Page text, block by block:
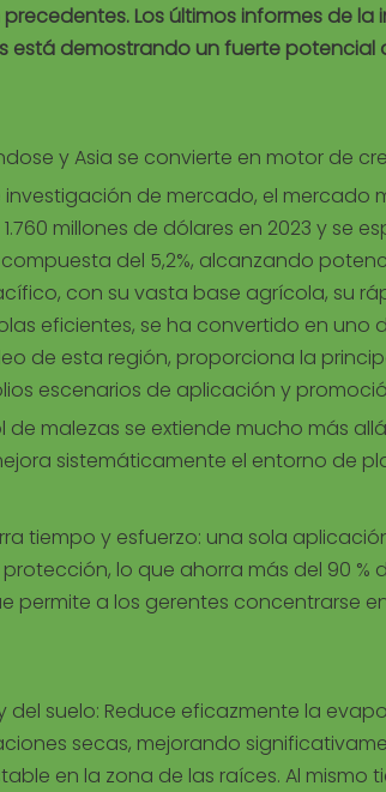
Los últimos informes de
está demostrando un fuerte
y Asia se convierte en motor de
de mercado, el mercado
millones de dólares en 2023 y se
del 5,2%, alcanzando
con su vasta base agrícola, su
eficientes, se ha convertido en uno
de esta región, proporciona la
escenarios de aplicación y
de malezas se extiende mucho más
sistemáticamente el entorno de
tiempo y esfuerzo: una sola
lo que ahorra más del 90
permite a los gerentes concentrarse
del suelo: Reduce eficazmente la
secas, mejorando
en la zona de las raíces. Al mismo